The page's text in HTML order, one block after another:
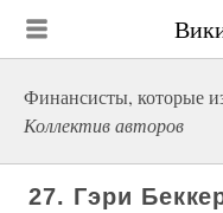
Финансисты, которые
Коллектив авторов
27. Гэри